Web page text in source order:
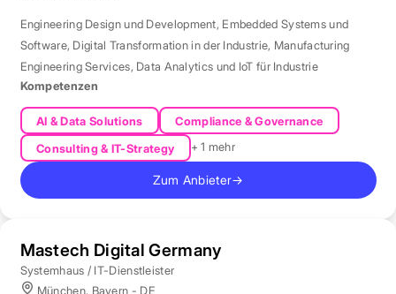
Engineering Design und Development, Embedded Systems und
Software, Digital Transformation in der Industrie, Manufacturing
Engineering Services, Data Analytics und IoT für Industrie
Kompetenzen
AI & Data Solutions
Compliance & Governance
Consulting & IT-Strategy
+ 1 mehr
Zum Anbieter→
Mastech Digital Germany
Systemhaus / IT-Dienstleister
München, Bayern - DE